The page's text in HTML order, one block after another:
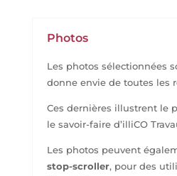
Photos
Les photos sélectionnées
donne envie de toutes les
Ces dernières illustrent le
le savoir-faire d’illiCO
Les photos peuvent
stop-scroller, pour des